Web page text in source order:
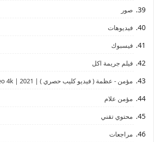
صور
فيديوهات
فيسبوك
فيلم جريمة اكل
مؤمن - عظمة ( فيديو كليب حصري ) | 2021 | Music video 4k
مؤمن علام
محتوي تقني
مراجعات